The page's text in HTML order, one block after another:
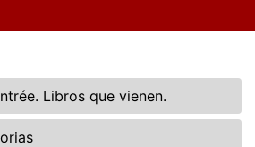
Libros que vienen.